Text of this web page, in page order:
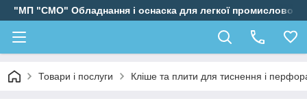
"МП "СМО" Обладнання і оснаска для легкої промисловості
Товари і послуги Кліше та плити для тиснення і